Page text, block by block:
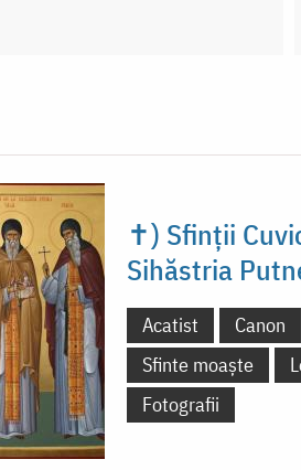
✝) Sfinții
Sihăstria
Acatist Canon
Sfinte moaște
Fotografii